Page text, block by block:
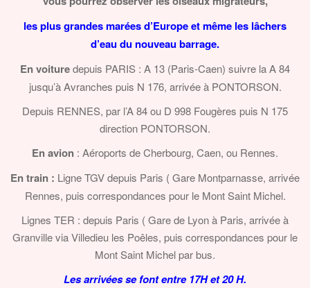
les plus grandes marées d’Europe et même les lâchers
d’eau du nouveau barrage.
En voituredepuis PARIS : A 13 (Paris-Caen) suivre la A 84
jusqu’à Avranches puis N 176, arrivée à PONTORSON.
Depuis RENNES, par l’A 84 ou D 998 Fougères puis N 175
direction PONTORSON.
En avion : Aéroports de Cherbourg, Caen, ou Rennes.
En train : Ligne TGV depuis Paris ( Gare Montparnasse, arrivée
Rennes, puis correspondances pour le Mont Saint Michel.
Lignes TER : depuis Paris ( Gare de Lyon à Paris, arrivée à
Granville via Villedieu les Poêles, puis correspondances pour le
Mont Saint Michel par bus.
Les arrivées se font entre 17H et 20 H.